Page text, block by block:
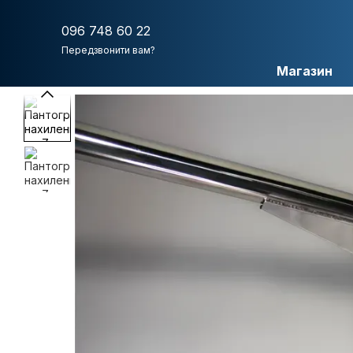
096 748 60 22
Передзвонити вам?
Магазин